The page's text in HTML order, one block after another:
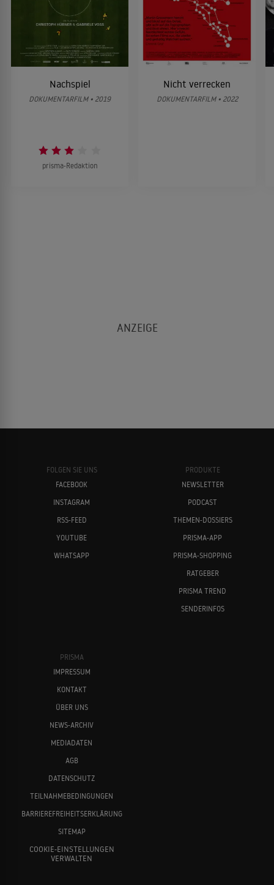
Nachspiel
DOKUMENTARFILM • 2019
prisma-Redaktion
Nicht verrecken
DOKUMENTARFILM • 2022
FOLGEN SIE UNS
FACEBOOK
INSTAGRAM
RSS-FEED
YOUTUBE
WHATSAPP
PRODUKTE
NEWSLETTER
PODCAST
THEMEN-DOSSIERS
PRISMA-APP
PRISMA-SHOPPING
RATGEBER
PRISMA TREND
SENDERINFOS
PRISMA
IMPRESSUM
KONTAKT
ÜBER UNS
NEWS-ARCHIV
MEDIADATEN
AGB
DATENSCHUTZ
TEILNAHMEBEDINGUNGEN
BARRIEREFREIHEITSERKLÄRUNG
SITEMAP
COOKIE-EINSTELLUNGEN
VERWALTEN